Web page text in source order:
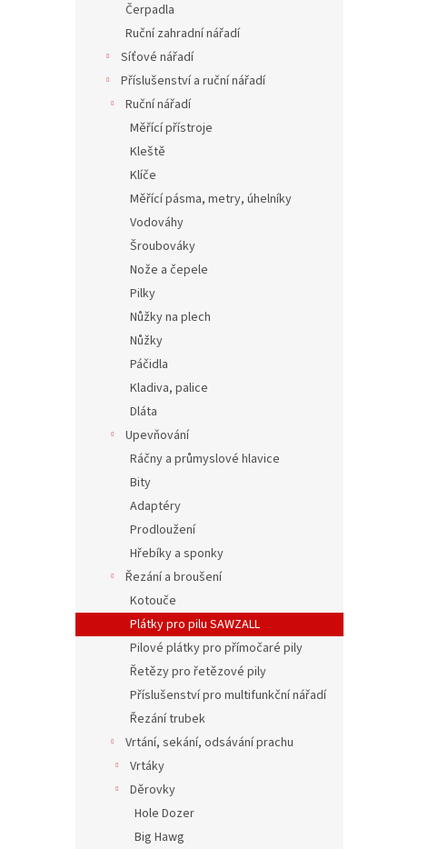
Čerpadla
Ruční zahradní nářadí
Síťové nářadí
Příslušenství a ruční nářadí
Ruční nářadí
Měřící přístroje
Kleště
Klíče
Měřící pásma, metry, úhelníky
Vodováhy
Šroubováky
Nože a čepele
Pilky
Nůžky na plech
Nůžky
Páčidla
Kladiva, palice
Dláta
Upevňování
Ráčny a průmyslové hlavice
Bity
Adaptéry
Prodloužení
Hřebíky a sponky
Řezání a broušení
Kotouče
Plátky pro pilu SAWZALL
Pilové plátky pro přímočaré pily
Řetězy pro řetězové pily
Příslušenství pro multifunkční nářadí
Řezání trubek
Vrtání, sekání, odsávání prachu
Vrtáky
Děrovky
Hole Dozer
Big Hawg